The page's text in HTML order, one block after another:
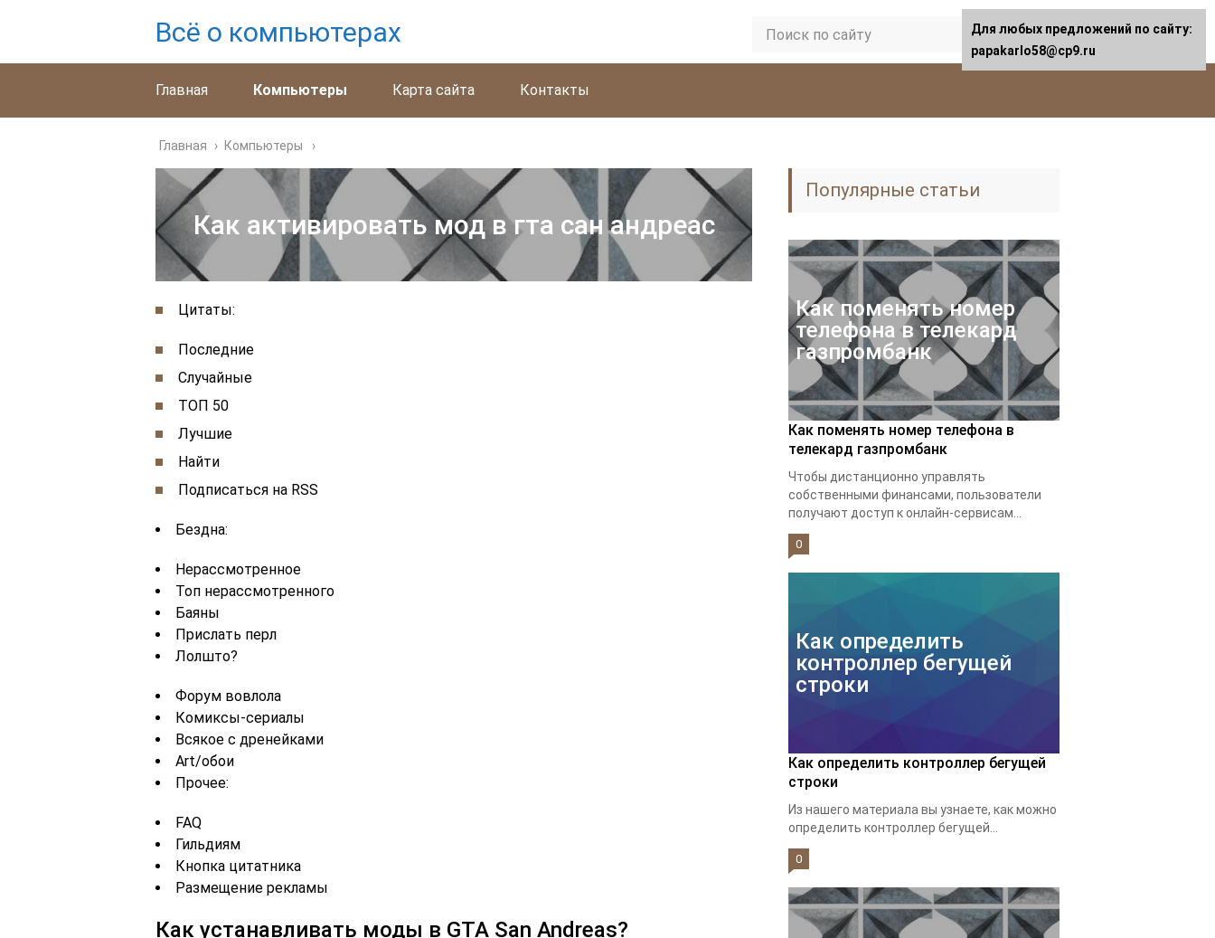
Всё о компьютерах
Главная Компьютеры Карта сайта Контакты
Главная › Компьютеры
Как активировать мод в гта сан андреас
Цитаты:
Последние
Случайные
ТОП 50
Лучшие
Найти
Подписаться на RSS
Бездна:
Нерассмотренное
Топ нерассмотренного
Баяны
Прислать перл
Лолшто?
Форум вовлола
Комиксы-сериалы
Всякое с дренейками
Art/обои
Прочее:
FAQ
Гильдиям
Кнопка цитатника
Размещение рекламы
Как устанавливать моды в GTA San Andreas?
Популярные статьи
Как поменять номер
телефона в телекард
газпромбанк
Как поменять номер телефона в
телекард газпромбанк
Чтобы дистанционно управлять
собственными финансами, пользователи
получают доступ к онлайн-сервисам...
0
Как определить
контроллер бегущей
строки
Как определить контроллер бегущей
строки
Из нашего материала вы узнаете, как можно
определить контроллер бегущей...
0
Для любых предложений по сайту:
papakarlo58@cp9.ru